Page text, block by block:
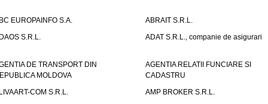
EUROPAINFO S.A.
ABRAIT S.R.L.
S.R.L.
ADAT S.R.L., companie de asigurari
DE TRANSPORT DIN
MOLDOVA
AGENTIA RELATII FUNCIARE SI
CADASTRU
COM S.R.L.
AMP BROKER S.R.L.